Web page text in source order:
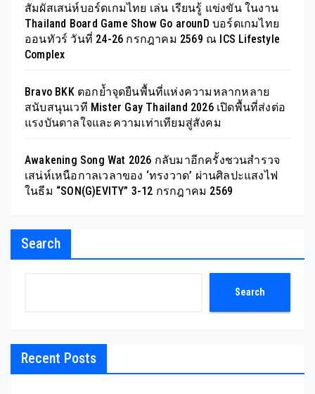
สัมผัสเสน่ห์บอร์ดเกมไทย เล่น เรียนรู้ แข่งขัน ในงาน
Thailand Board Game Show Go arounD บอร์ดเกมไทย
ออนทัวร์ วันที่ 24-26 กรกฎาคม 2569 ณ ICS Lifestyle
Complex
Bravo BKK ตอกย้ำจุดยืนพื้นที่แห่งความหลากหลาย
สนับสนุนเวที Mister Gay Thailand 2026 เปิดพื้นที่ส่งต่อ
แรงบันดาลใจและความเท่าเทียมสู่สังคม
Awakening Song Wat 2026 กลับมาอีกครั้งชวนสำรวจ
เสน่ห์เหนือกาลเวลาของ ‘ทรงวาด’ ผ่านศิลปะแสงไฟ
ในธีม “SON(G)EVITY” 3-12 กรกฎาคม 2569
Search
Search
Recent Posts